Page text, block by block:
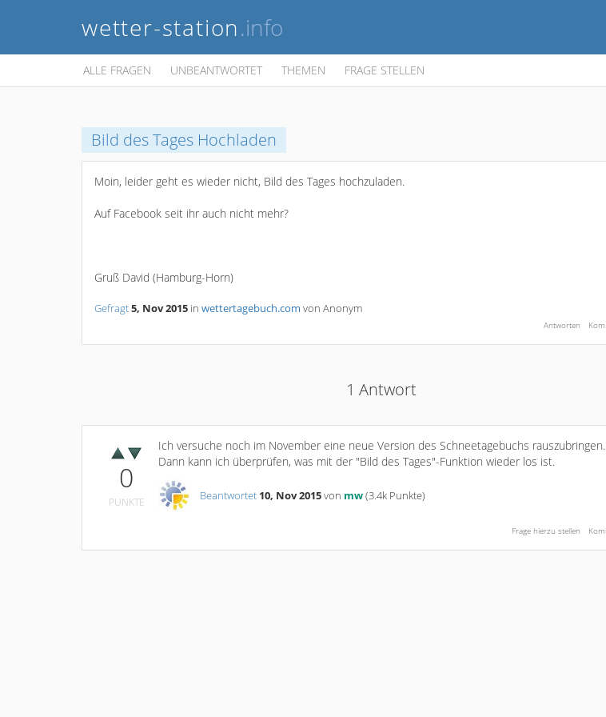
wetter-station.info
ALLE FRAGEN UNBEANTWORTET THEMEN FRAGE STELLEN
Bild des Tages Hochladen
Moin, leider geht es wieder nicht, Bild des Tages hochzuladen.
Auf Facebook seit ihr auch nicht mehr?
Gruß David (Hamburg-Horn)
Gefragt5, Nov 2015 in wettertagebuch.com von Anonym
1 Antwort
0
PUNKTE
Ich versuche noch im November eine neue Version des Schneetagebuchs rauszubringen.
Dann kann ich überprüfen, was mit der "Bild des Tages"-Funktion wieder los ist.
Beantwortet 10, Nov 2015von mw(3.4k Punkte)